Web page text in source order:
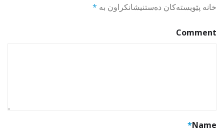
خانە پێویستەکان دەستنیشانکراون بە *
Comment
Name
*